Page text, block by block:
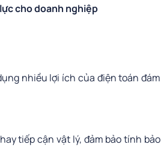
cho doanh nghiệp
nhiều lợi ích của điện toán đám
tiếp cận vật lý, đảm bảo tính bảo